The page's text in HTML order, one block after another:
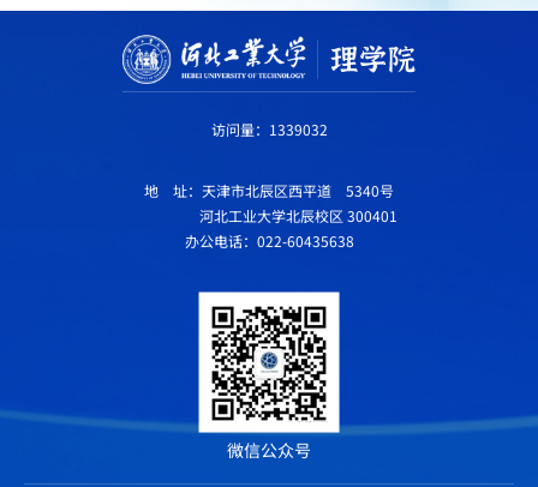
访问量： 1339032
地 址：天津市北辰区西平道 5340号
河北工业大学北辰校区 300401
办公电话：022-60435638
微信公众号